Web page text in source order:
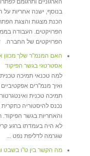
בנוסף, ישנה אחריות
הפרויקטים של החברה.
האם המנמ"ר שלך מכוון
אסטרטגי בגשר הפיקוד
למה טכנאי תמיכה
ואיך מנמ"רים
נכנס להיסטוריה
והאחריות בגשר
לא היה בעמדתו ברגע
שגרמה לדליפת נפט ...
מה הקשר בין ט"ו בשבט